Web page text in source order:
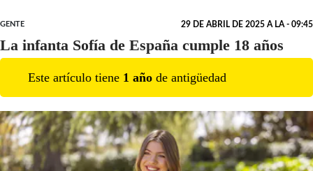
GENTE 29 DE ABRIL DE 2025 A LA - 09:45
La infanta Sofía de España cumple 18 años
Este artículo tiene 1 año de antigüedad